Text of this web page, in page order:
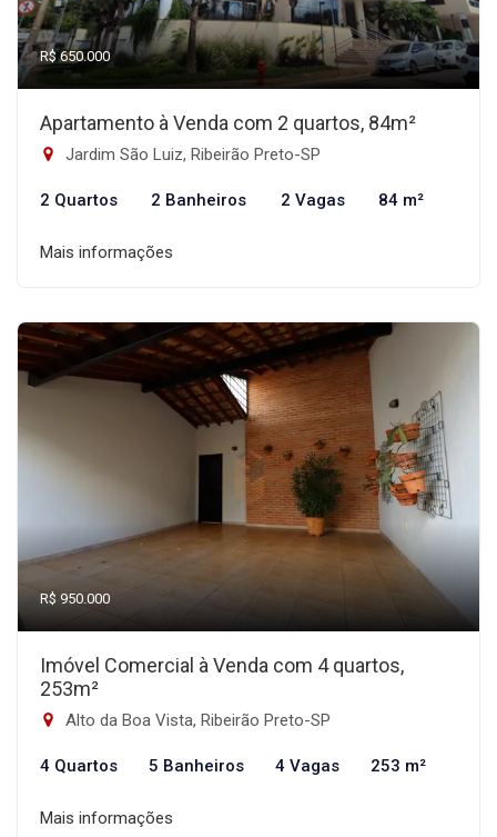
R$ 650.000
Apartamento à Venda com 2 quartos, 84m²
Jardim São Luiz, Ribeirão Preto-SP
2 Quartos 2 Banheiros 2 Vagas 84 m²
Mais informações
R$ 950.000
Imóvel Comercial à Venda com 4 quartos,
253m²
Alto da Boa Vista, Ribeirão Preto-SP
4 Quartos 5 Banheiros 4 Vagas 253 m²
Mais informações